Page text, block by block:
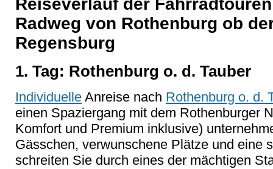
Reiseverlauf der
Radweg von Rothenburg ob
Regensburg
1. Tag: Rothenburg o. d. Tauber
Individuelle Anreise nach Rothenburg o. d.
einen Spaziergang mit dem Rothenburger
Komfort und Premium inklusive)
Gässchen, verwunschene Plätze und eine
schreiten Sie durch eines der mächtigen